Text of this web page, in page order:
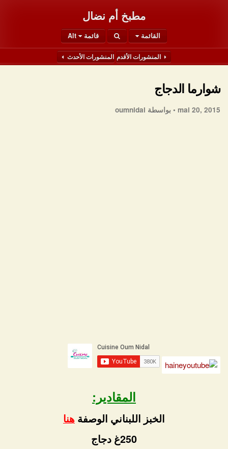
مطبخ أم نضال
القائمة قائمة Alt
المنشورات الأقدم المنشورات الأحدث
شوارما الدجاج
mai 20, 2015 • بواسطة oumnidal
المقادير:
الخبز اللبناني الوصفة هنا
250غ دجاج